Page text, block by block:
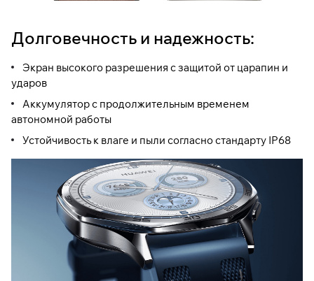
Долговечность и надежность:
Экран высокого разрешения с защитой от царапин и
ударов
Аккумулятор с продолжительным временем
автономной работы
Устойчивость к влаге и пыли согласно стандарту IP68